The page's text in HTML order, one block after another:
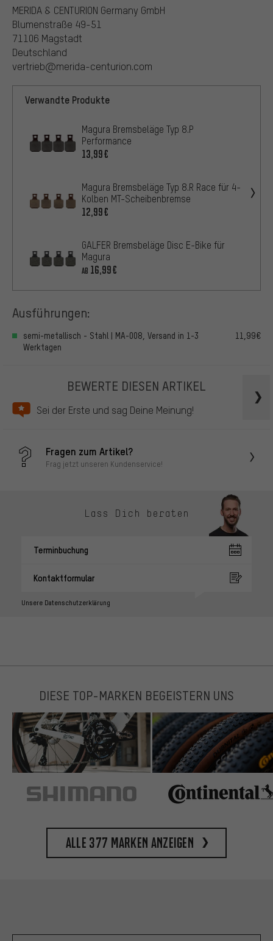
MERIDA & CENTURION Germany GmbH
Blumenstraße 49-51
71106 Magstadt
Deutschland
vertrieb@merida-centurion.com
Verwandte Produkte
Magura Bremsbeläge Typ 8.P
Performance
13,99€
Magura Bremsbeläge Typ 8.R Race für 4-
Kolben MT-Scheibenbremse
12,99€
GALFER Bremsbeläge Disc E-Bike für
Magura
AB 16,99€
Ausführungen:
semi-metallisch - Stahl | MA-008, Versand in 1-3
Werktagen
11,99€
BEWERTE DIESEN ARTIKEL
Sei der Erste und sag Deine Meinung!
Fragen zum Artikel?
Frag jetzt unseren Kundenservice!
Lass Dich beraten
Terminbuchung
Kontaktformular
Unsere Datenschutzerklärung
DIESE TOP-MARKEN BEGEISTERN UNS
Alle 377 Marken anzeigen